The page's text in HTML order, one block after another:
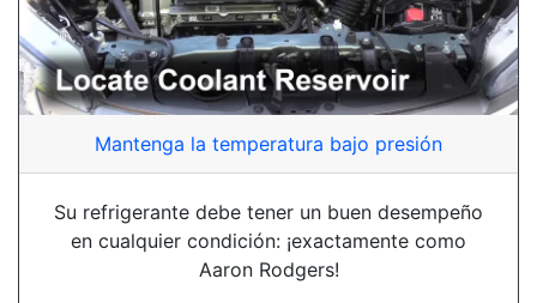
Mantenga la temperatura bajo presión
Su refrigerante debe tener un buen desempeño
en cualquier condición: ¡exactamente como
Aaron Rodgers!